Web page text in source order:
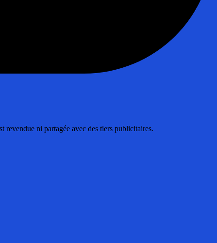
revendue ni partagée avec des tiers publicitaires.